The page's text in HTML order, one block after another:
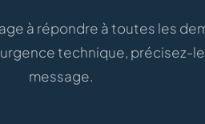
à répondre à toutes les
technique, précisez-
message.